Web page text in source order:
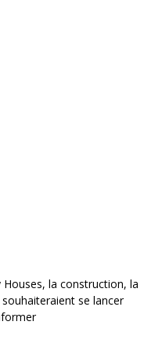
la construction, la
se lancer